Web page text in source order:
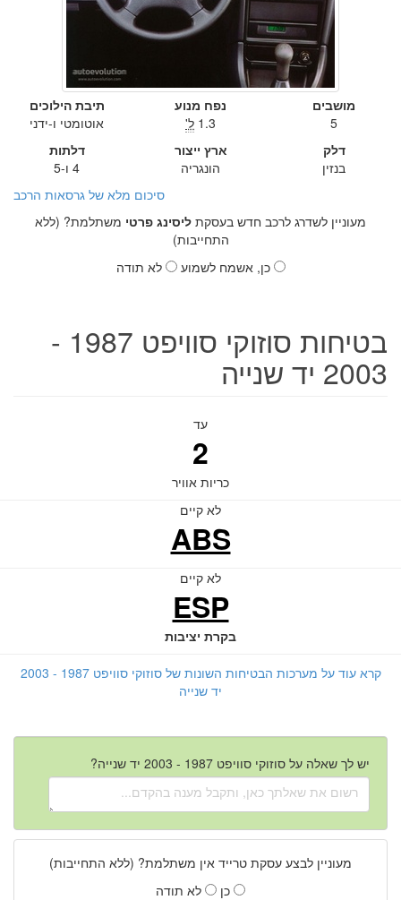
מושבים
5
נפח מנוע
1.3 ל'
תיבת הילוכים
אוטומטי ו-ידני
דלק
בנזין
ארץ ייצור
הונגריה
דלתות
4 ו-5
סיכום מלא של גרסאות הרכב
מעוניין לשדרג לרכב חדש בעסקת ליסינג פרטי משתלמת? (ללא
התחייבות)
כן, אשמח לשמוע
לא תודה
בטיחות סוזוקי סוויפט 1987 -
2003 יד שנייה
עד
2
כריות אוויר
לא קיים
ABS
לא קיים
ESP
בקרת יציבות
קרא עוד על מערכות הבטיחות השונות של סוזוקי סוויפט 1987 - 2003
יד שנייה
יש לך שאלה על סוזוקי סוויפט 1987 - 2003 יד שנייה?
מעוניין לבצע עסקת טרייד אין משתלמת? (ללא התחייבות)
כן
לא תודה